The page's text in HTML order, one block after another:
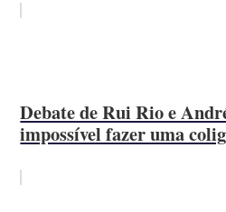
Debate de Rui Rio e
impossível fazer uma